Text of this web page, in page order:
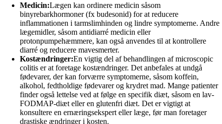
Medicin:Lægen kan ordinere medicin såsom
binyrebarkhormoner (fx budesonid) for at reducere
inflammationen i tarmslimhinden og lindre symptomerne. Andre
lægemidler, såsom antidiarré medicin eller
protonpumpehæmmere, kan også anvendes til at kontrollere
diarré og reducere mavesmerter.
Kostændringer:En vigtig del af behandlingen af microscopic
colitis er at foretage kostændringer. Det anbefales at undgå
fødevarer, der kan forværre symptomerne, såsom koffein,
alkohol, fedtholdige fødevarer og krydret mad. Mange patienter
finder også lettelse ved at følge en specifik diæt, såsom en lav-
FODMAP-diæt eller en glutenfri diæt. Det er vigtigt at
konsultere en ernæringsekspert eller læge, før man foretager
drastiske ændringer i kosten.